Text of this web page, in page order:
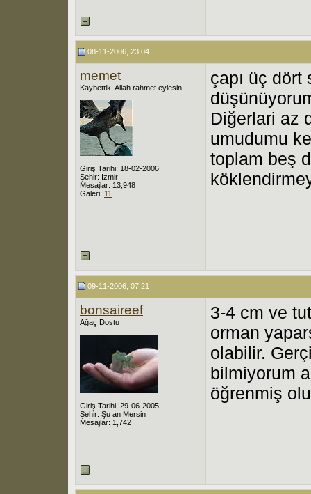
08-11-2006, 23:04
memet
Kaybettik, Allah rahmet eylesin
Giriş Tarihi: 18-02-2006
Şehir: İzmir
Mesajlar: 13,948
Galeri: 11
çapı üç
Diğerlari az
umudumu
toplam beş
09-11-2006, 07:21
bonsaireef
Ağaç Dostu
Giriş Tarihi: 29-06-2005
Şehir: Şu an Mersin
Mesajlar: 1,742
3-4 cm ve
orman
olabilir.
bilmiyorum
öğrenmiş